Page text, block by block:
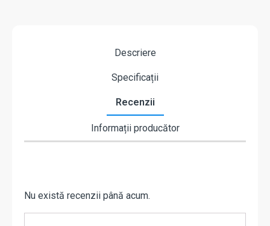
Descriere
Specificații
Recenzii
Informații producător
Nu există recenzii până acum.